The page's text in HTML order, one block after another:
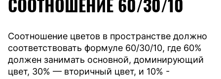
Соотношение цветов в пространстве должно
соответствовать формуле 60/30/10, где 60%
должен занимать основной, доминирующий
цвет, 30% — вторичный цвет, и 10% -